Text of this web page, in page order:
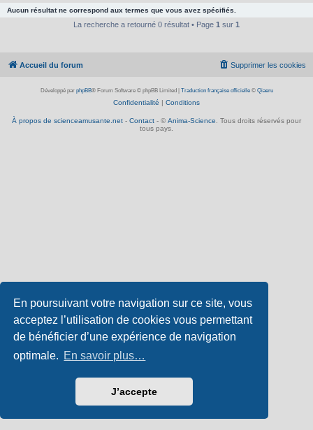
En poursuivant votre navigation sur ce site, vous
acceptez l’utilisation de cookies vous permettant
de bénéficier d’une expérience de navigation
optimale. En savoir plus…
J’accepte
Aucun résultat ne correspond aux termes que vous avez spécifiés.
La recherche a retourné 0 résultat • Page 1 sur 1
Accueil du forum Supprimer les cookies
Développé par phpBB® Forum Software © phpBB Limited Traduction française officielle© Qiaeru
Confidentialité | Conditions
À propos de scienceamusante.net - Contact - © Anima-Science. Tous droits réservés pour
tous pays.